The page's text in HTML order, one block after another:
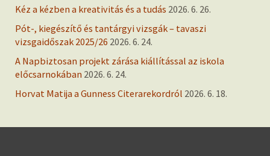
Kéz a kézben a kreativitás és a tudás 2026. 6. 26.
Pót-, kiegészítő és tantárgyi vizsgák – tavaszi
vizsgaidőszak 2025/26 2026. 6. 24.
A Napbiztosan projekt zárása kiállítással az iskola
előcsarnokában 2026. 6. 24.
Horvat Matija a Gunness Citerarekordról 2026. 6. 18.